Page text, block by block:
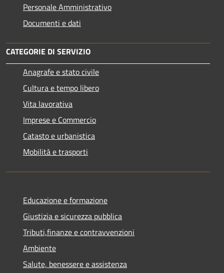
Personale Amministrativo
Documenti e dati
CATEGORIE DI SERVIZIO
Anagrafe e stato civile
Cultura e tempo libero
Vita lavorativa
Imprese e Commercio
Catasto e urbanistica
Mobilità e trasporti
Educazione e formazione
Giustizia e sicurezza pubblica
Tributi,finanze e contravvenzioni
Ambiente
Salute, benessere e assistenza